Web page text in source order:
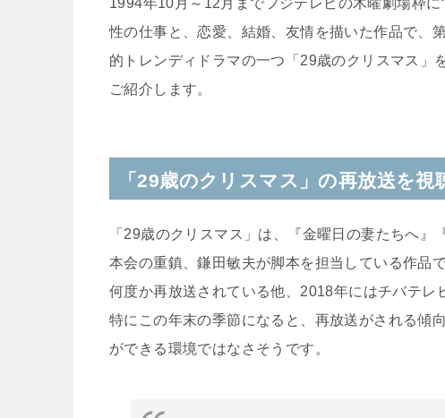
1994年10月～12月までフジテレビの木曜劇場枠
性の仕事と、恋愛、結婚、友情を描いた作品で、
的トレンディドラマの一つ「29歳のクリスマス」
ご紹介します。
「29歳のクリスマス」の再放送を視
「29歳のクリスマス」は、『金曜日の妻たちへ
本会の重鎮、鎌田敏夫が脚本を担当している作品
何度か再放送されている他、2018年にはチバテレ
特にこの年末の季節になると、再放送がされる傾
ができる環境ではなさそうです。